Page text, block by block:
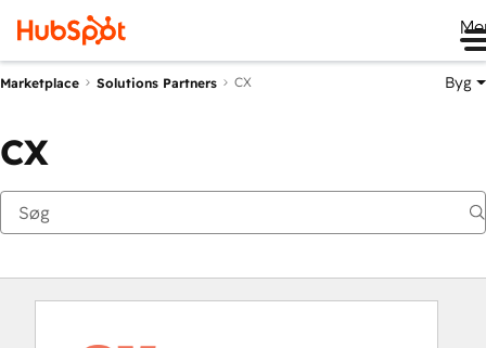
Marketplace Solutions Partners CX Byg
CX